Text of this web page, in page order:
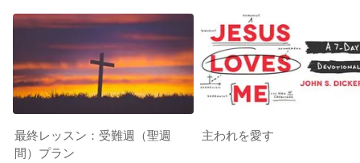
最終レッスン：受難週（聖週
間）プラン
主われを愛す